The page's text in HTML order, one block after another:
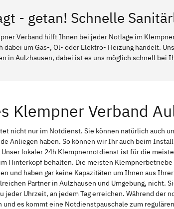
- getan! Schnelle
Verband hilft Ihnen bei jeder Notlage im
dabei um Gas-, Öl- oder Elektro- Heizung handelt.
in Aulzhausen, dabei ist es uns möglich schnell bei
Klempner Verband
nicht nur im Notdienst. Sie können natürlich auch
Anliegen haben. So können wir Ihr auch beim
lokaler 24h Klempnernotdienst ist für die
Hinterkopf behalten. Die meisten
und haben gar keine Kapazitäten um Ihnen aus
Partner in Aulzhausen und Umgebung, nicht.
jeder Uhrzeit, an jedem Tag erreichen. Während der
es kommt eine Notdienstpauschale zum